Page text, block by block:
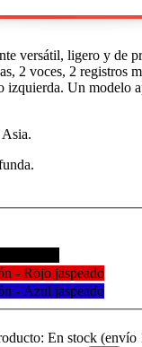
versátil, ligero y de
2 voces, 2 registros
izquierda. Un modelo
- Rojo jaspeado
- Azul jaspeado
En stock (envío